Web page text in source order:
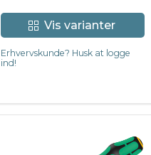
Vis varianter
Erhvervskunde? Husk at logge
ind!